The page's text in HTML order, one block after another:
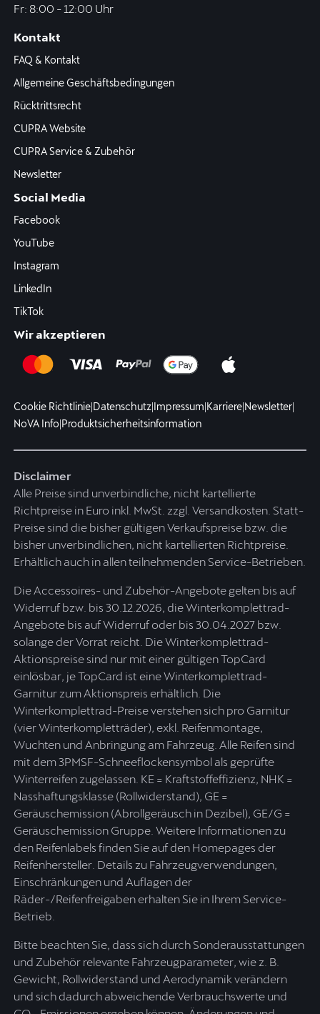
Fr: 8:00 - 12:00 Uhr
Kontakt
FAQ & Kontakt
Allgemeine Geschäftsbedingungen
Rücktrittsrecht
CUPRA Website
CUPRA Service & Zubehör
Newsletter
Social Media
Facebook
YouTube
Instagram
LinkedIn
TikTok
Wir akzeptieren
Cookie Richtlinie|Datenschutz|Impressum|Karriere|Newsletter|
NoVA Info|Produktsicherheitsinformation
Disclaimer
Alle Preise sind unverbindliche, nicht kartellierte
Richtpreise in Euro inkl. MwSt. zzgl. Versandkosten. Statt-
Preise sind die bisher gültigen Verkaufspreise bzw. die
bisher unverbindlichen, nicht kartellierten Richtpreise.
Erhältlich auch in allen teilnehmenden Service-Betrieben.
Die Accessoires- und Zubehör-Angebote gelten bis auf
Widerruf bzw. bis 30.12.2026, die Winterkomplettrad-
Angebote bis auf Widerruf oder bis 30.04.2027 bzw.
solange der Vorrat reicht. Die Winterkomplettrad-
Aktionspreise sind nur mit einer gültigen TopCard
einlösbar, je TopCard ist eine Winterkomplettrad-
Garnitur zum Aktionspreis erhältlich. Die
Winterkomplettrad-Preise verstehen sich pro Garnitur
(vier Winterkompletträder), exkl. Reifenmontage,
Wuchten und Anbringung am Fahrzeug. Alle Reifen sind
mit dem 3PMSF-Schneeflockensymbol als geprüfte
Winterreifen zugelassen. KE = Kraftstoffeffizienz, NHK =
Nasshaftungsklasse (Rollwiderstand), GE =
Geräuschemission (Abrollgeräusch in Dezibel), GE/G =
Geräuschemission Gruppe. Weitere Informationen zu
den Reifenlabels finden Sie auf den Homepages der
Reifenhersteller. Details zu Fahrzeugverwendungen,
Einschränkungen und Auflagen der
Räder-/Reifenfreigaben erhalten Sie in Ihrem Service-
Betrieb.
Bitte beachten Sie, dass sich durch Sonderausstattungen
und Zubehör relevante Fahrzeugparameter, wie z. B.
Gewicht, Rollwiderstand und Aerodynamik verändern
und sich dadurch abweichende Verbrauchswerte und